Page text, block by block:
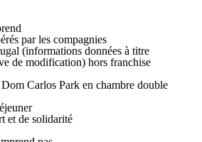
par les compagnies
(informations données à titre
de modification) hors franchise
Carlos Park en chambre double
et de solidarité